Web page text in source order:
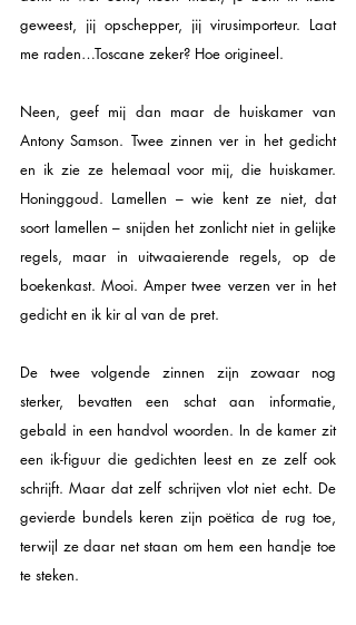
geweest, jij opschepper, jij virusimporteur. Laat
me raden…Toscane zeker? Hoe origineel.
Neen, geef mij dan maar de huiskamer van
Antony Samson. Twee zinnen ver in het gedicht
en ik zie ze helemaal voor mij, die huiskamer.
Honinggoud. Lamellen – wie kent ze niet, dat
soort lamellen – snijden het zonlicht niet in gelijke
regels, maar in uitwaaierende regels, op de
boekenkast. Mooi. Amper twee verzen ver in het
gedicht en ik kir al van de pret.
De twee volgende zinnen zijn zowaar nog
sterker, bevatten een schat aan informatie,
gebald in een handvol woorden. In de kamer zit
een ik-figuur die gedichten leest en ze zelf ook
schrijft. Maar dat zelf schrijven vlot niet echt. De
gevierde bundels keren zijn poëtica de rug toe,
terwijl ze daar net staan om hem een handje toe
te steken.